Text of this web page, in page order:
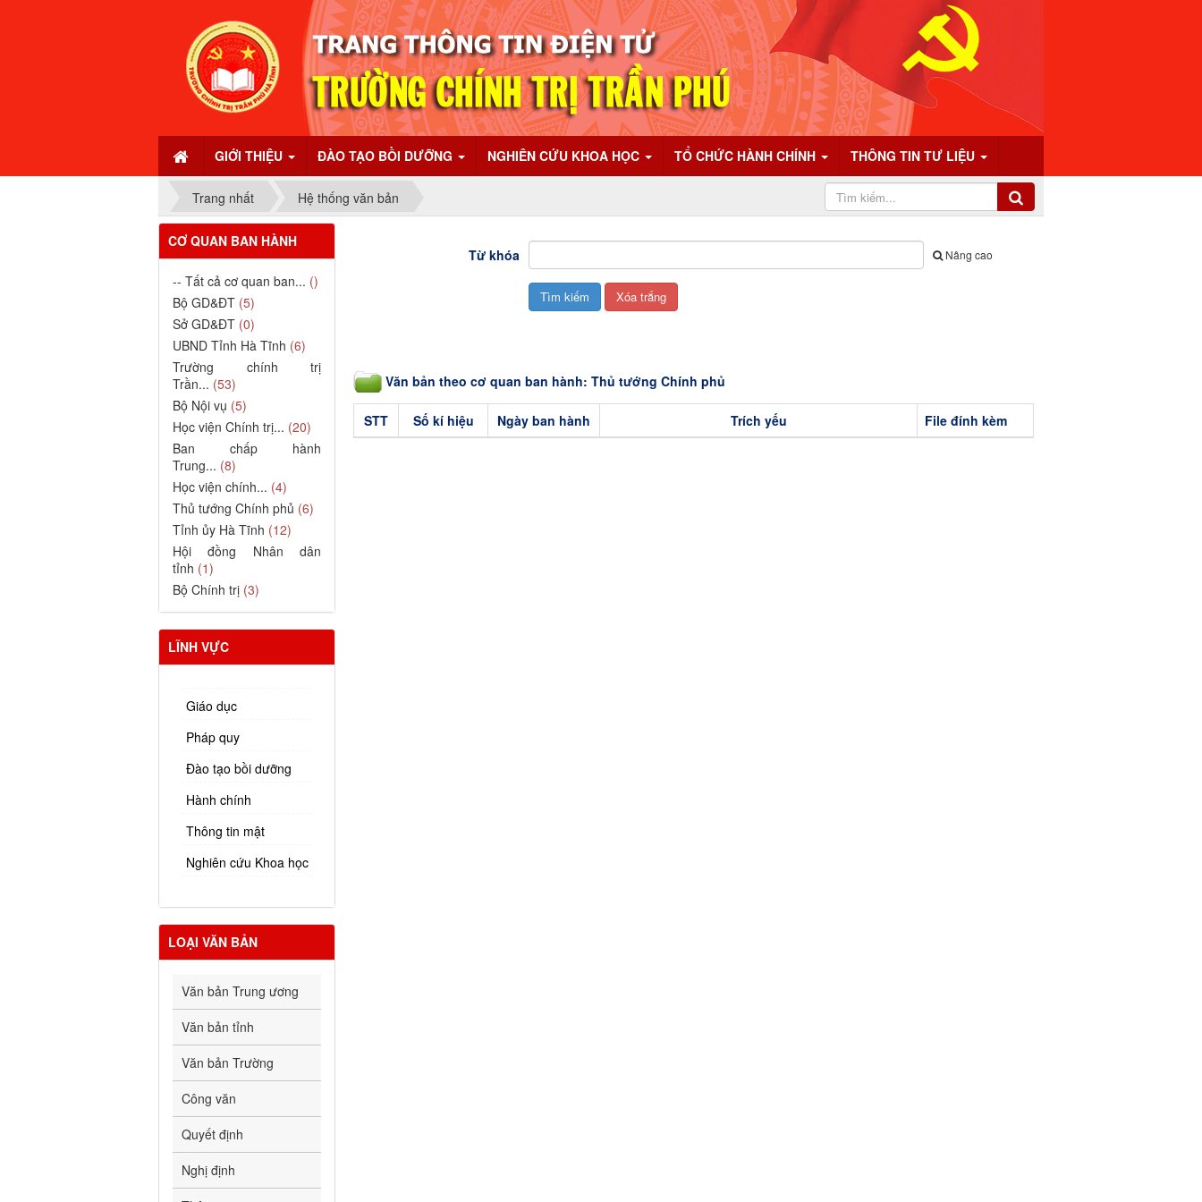
GIỚI THIỆU ĐÀO TẠO BỒI DƯỠNG NGHIÊN CỨU KHOA HỌC TỔ CHỨC HÀNH CHÍNH THÔNG TIN TƯ LIỆU
Trang nhất Hệ thống văn bản
Từ khóa Nâng cao
Văn bản theo cơ quan ban hành: Thủ tướng Chính phủ
STT Số kí hiệu Ngày ban hành Trích yếu File đính kèm
CƠ QUAN BAN HÀNH
-- Tất cả cơ quan ban... ()
Bộ GD&ĐT (5)
Sở GD&ĐT (0)
UBND Tỉnh Hà Tĩnh (6)
Trường chính trị
Trần... (53)
Bộ Nội vụ (5)
Học viện Chính trị... (20)
Ban chấp hành
Trung... (8)
Học viện chính... (4)
Thủ tướng Chính phủ (6)
Tỉnh ủy Hà Tĩnh (12)
Hội đồng Nhân dân
tỉnh (1)
Bộ Chính trị (3)
LĨNH VỰC
Giáo dục
Pháp quy
Đào tạo bồi dưỡng
Hành chính
Thông tin mật
Nghiên cứu Khoa học
LOẠI VĂN BẢN
Văn bản Trung ương
Văn bản tỉnh
Văn bản Trường
Công văn
Quyết định
Nghị định